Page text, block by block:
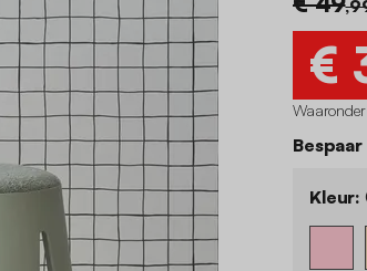
€
Kleur: